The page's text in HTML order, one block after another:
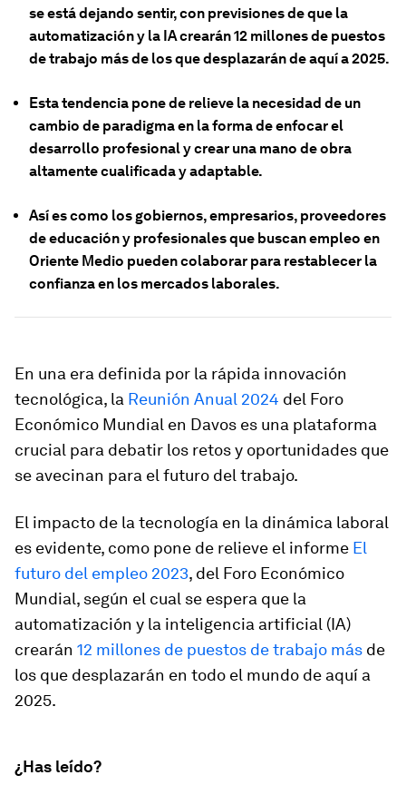
se está dejando sentir, con previsiones de que la
automatización y la IA crearán 12 millones de puestos
de trabajo más de los que desplazarán de aquí a 2025.
Esta tendencia pone de relieve la necesidad de un
cambio de paradigma en la forma de enfocar el
desarrollo profesional y crear una mano de obra
altamente cualificada y adaptable.
Así es como los gobiernos, empresarios, proveedores
de educación y profesionales que buscan empleo en
Oriente Medio pueden colaborar para restablecer la
confianza en los mercados laborales.
En una era definida por la rápida innovación
tecnológica, la Reunión Anual 2024 del Foro
Económico Mundial en Davos es una plataforma
crucial para debatir los retos y oportunidades que
se avecinan para el futuro del trabajo.
El impacto de la tecnología en la dinámica laboral
es evidente, como pone de relieve el informe El
futuro del empleo 2023, del Foro Económico
Mundial, según el cual se espera que la
automatización y la inteligencia artificial (IA)
crearán 12 millones de puestos de trabajo más de
los que desplazarán en todo el mundo de aquí a
2025.
¿Has leído?